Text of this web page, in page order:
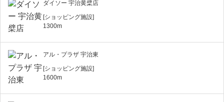
ダイソー 宇治黄檗店
[ショッピング施設]
1300m
アル・プラザ 宇治東
[ショッピング施設]
1600m